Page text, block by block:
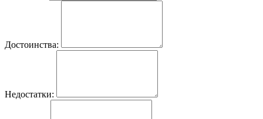
Достоинства:
Недостатки: